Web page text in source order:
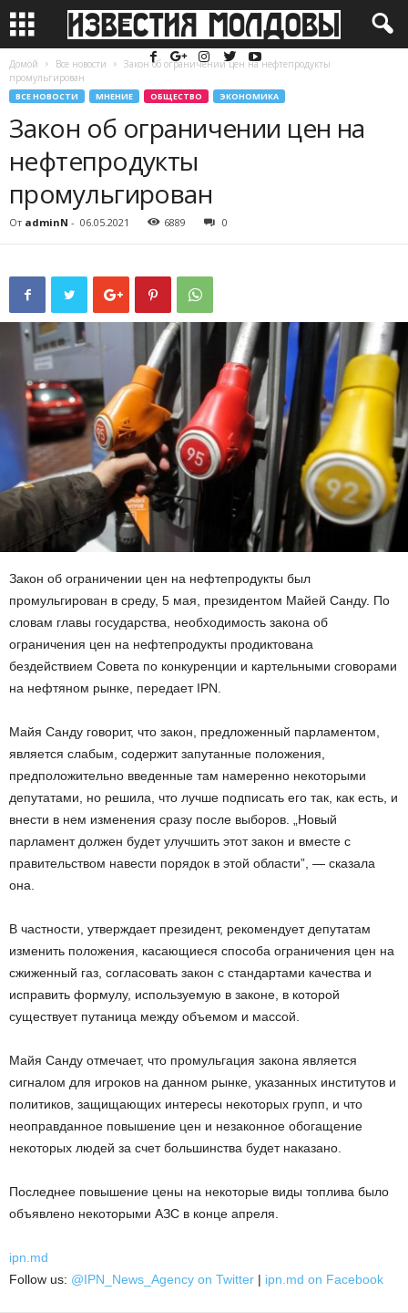
Домой Все новости
Закон об ограничении цен на нефтепродукты
промульгирован
ВСЕ НОВОСТИ МНЕНИЕ ОБЩЕСТВО ЭКОНОМИКА
Закон об ограничении цен на
нефтепродукты
промульгирован
От adminN - 06.05.2021 6889 0
Закон об ограничении цен на нефтепродукты был
промульгирован в среду, 5 мая, президентом Майей Санду. По
словам главы государства, необходимость закона об
ограничения цен на нефтепродукты продиктована
бездействием Совета по конкуренции и картельными сговорами
на нефтяном рынке, передает IPN.
Майя Санду говорит, что закон, предложенный парламентом,
является слабым, содержит запутанные положения,
предположительно введенные там намеренно некоторыми
депутатами, но решила, что лучше подписать его так, как есть, и
внести в нем изменения сразу после выборов. „Новый
парламент должен будет улучшить этот закон и вместе с
правительством навести порядок в этой области”, — сказала
она.
В частности, утверждает президент, рекомендует депутатам
изменить положения, касающиеся способа ограничения цен на
сжиженный газ, согласовать закон с стандартами качества и
исправить формулу, используемую в законе, в которой
существует путаница между объемом и массой.
Майя Санду отмечает, что промульгация закона является
сигналом для игроков на данном рынке, указанных институтов и
политиков, защищающих интересы некоторых групп, и что
неоправданное повышение цен и незаконное обогащение
некоторых людей за счет большинства будет наказано.
Последнее повышение цены на некоторые виды топлива было
объявлено некоторыми АЗС в конце апреля.
ipn.md
Follow us: @IPN_News_Agency on Twitter | ipn.md on Facebook